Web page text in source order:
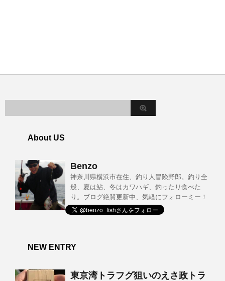
About US
Benzo
神奈川県横浜市在住、釣り人冒険野郎。釣り全
般、夏は鮎、冬はカワハギ、釣ったり食べた
り。ブログ絶賛更新中、気軽にフォローミー！
NEW ENTRY
東京湾トラフグ狙いのえさ政トラ